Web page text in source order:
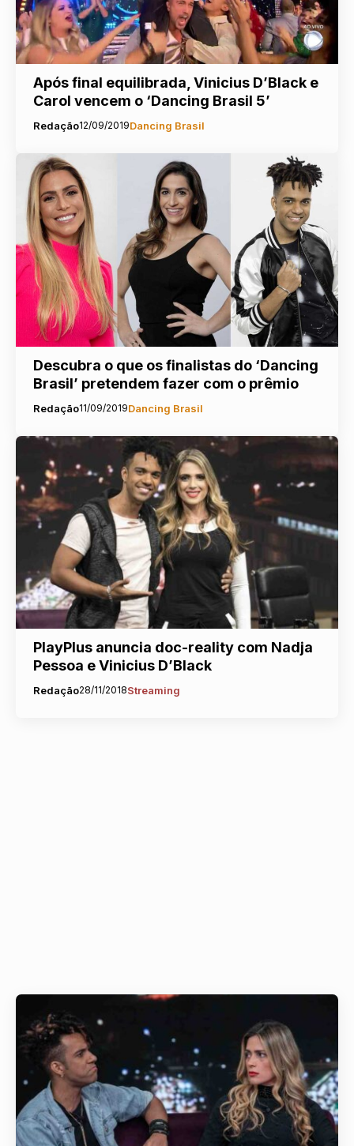
Após final equilibrada, Vinicius D’Black e
Carol vencem o ‘Dancing Brasil 5’
Redação12/09/2019Dancing Brasil
Descubra o que os finalistas do ‘Dancing
Brasil’ pretendem fazer com o prêmio
Redação11/09/2019Dancing Brasil
PlayPlus anuncia doc-reality com Nadja
Pessoa e Vinicius D’Black
Redação28/11/2018Streaming